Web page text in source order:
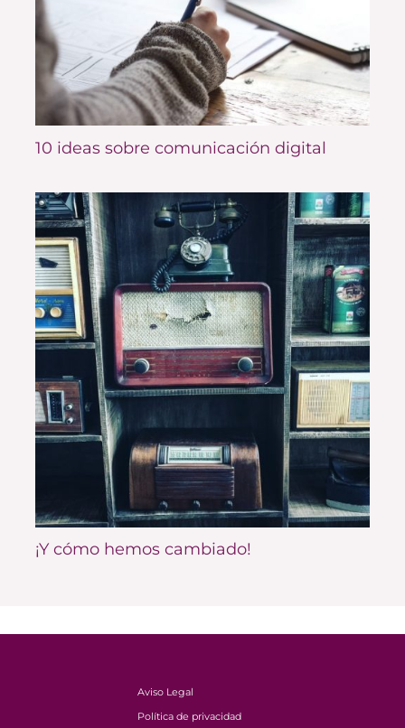
10 ideas sobre comunicación digital
¡Y cómo hemos cambiado!
Aviso Legal
Política de privacidad